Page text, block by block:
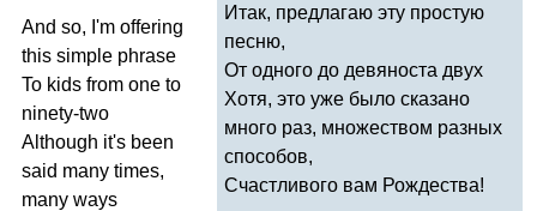
And so, I'm offering
this simple phrase
To kids from one to
ninety-two
Although it's been
said many times,
many ways
Итак, предлагаю эту простую
песню,
От одного до девяноста двух
Хотя, это уже было сказано
много раз, множеством разных
способов,
Счастливого вам Рождества!